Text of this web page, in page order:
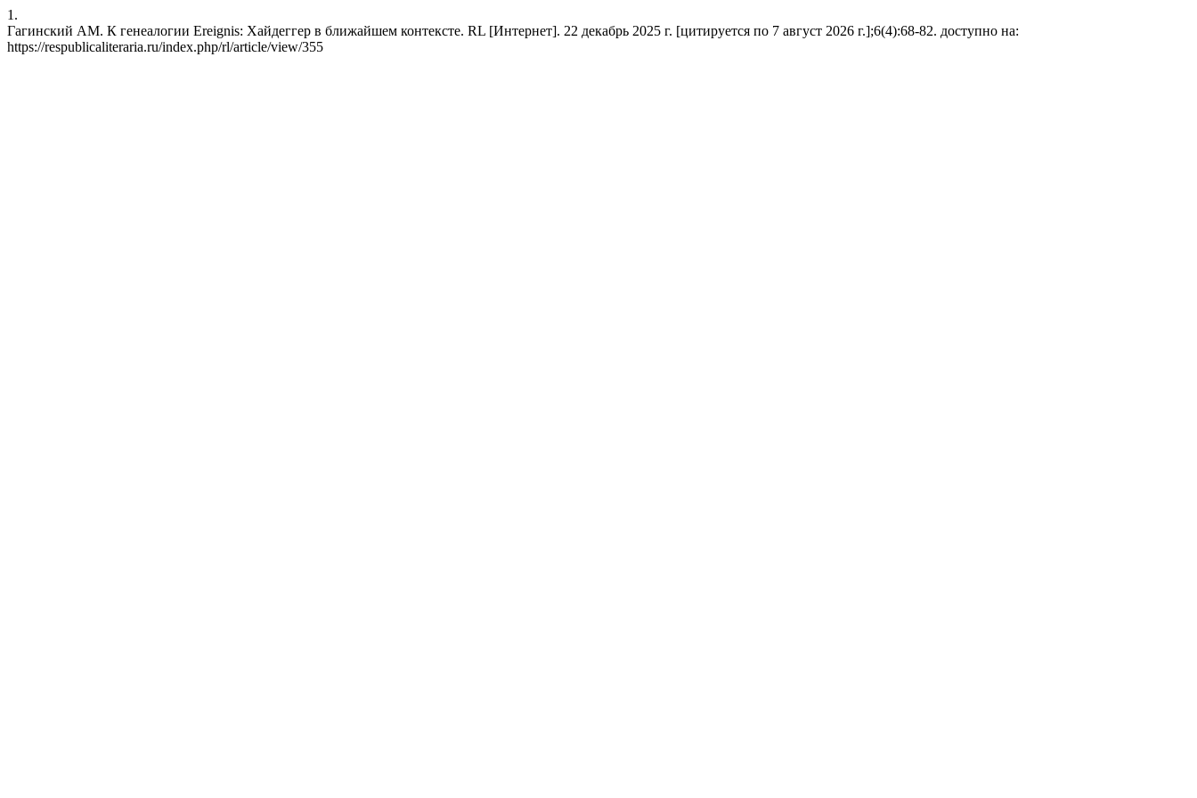
1.
Гагинский АМ. К генеалогии Ereignis: Хайдеггер в ближайшем контексте. RL [Интернет]. 22 декабрь 2025 г. [цитируется по 7 август 2026 г.];6(4):68-82. доступно на:
https://respublicaliteraria.ru/index.php/rl/article/view/355